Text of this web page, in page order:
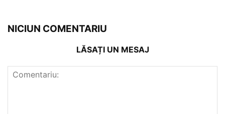
NICIUN COMENTARIU
LĂSAȚI UN MESAJ